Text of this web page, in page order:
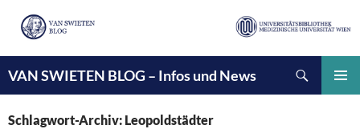
VAN SWIETEN BLOG – Infos und News
INHALT
SPRINGEN
Schlagwort-Archiv: Leopoldstädter